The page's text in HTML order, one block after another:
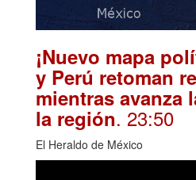
¡Nuevo mapa
y Perú retoman
mientras avanza
la región. 23:50
El Heraldo de México